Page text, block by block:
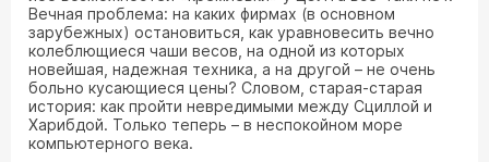
Вечная проблема: на каких фирмах (в основном
зарубежных) остановиться, как уравновесить вечно
колеблющиеся чаши весов, на одной из которых
новейшая, надежная техника, а на другой – не очень
больно кусающиеся цены? Словом, старая-старая
история: как пройти невредимыми между Сциллой и
Харибдой. Только теперь – в неспокойном море
компьютерного века.